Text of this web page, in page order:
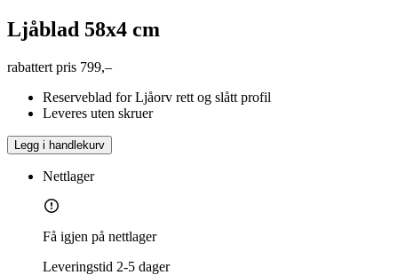
Ljåblad 58x4 cm
rabattert pris 799,–
Reserveblad for Ljåorv rett og slått profil
Leveres uten skruer
Legg i handlekurv
Nettlager
Få igjen på nettlager
Leveringstid 2-5 dager